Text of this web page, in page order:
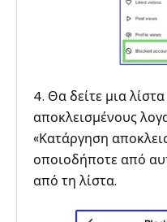
4. Θα δείτε μια
αποκλεισμένους
«Κατάργηση
οποιοδήποτε από
από τη λίστα.